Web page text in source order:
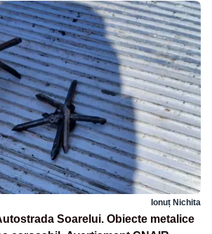
Ionuț Nichita
Soarelui. Obiecte metalice